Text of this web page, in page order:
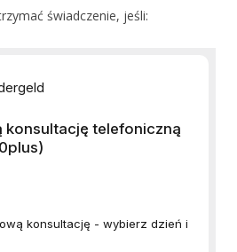
świadczenie, jeśli: